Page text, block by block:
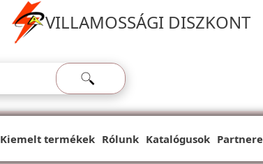
VILLAMOSSÁGI DISZKONT
Kiemelt termékek Rólunk Katalógusok